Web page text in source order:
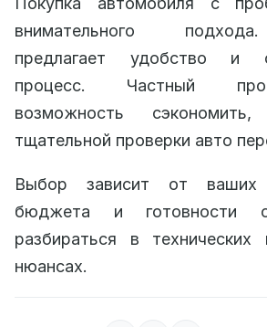
внимательного
предлагает удобство и
процесс. Частный
возможность
тщательной проверки авто
Выбор зависит от ваших
бюджета и готовности
разбираться в технических
нюансах.